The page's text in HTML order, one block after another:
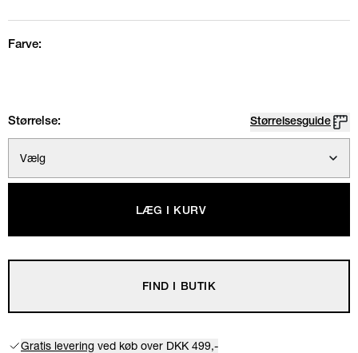
Farve:
Størrelse: Størrelsesguide
Vælg
LÆG I KURV
FIND I BUTIK
Gratis levering ved køb over DKK 499,-